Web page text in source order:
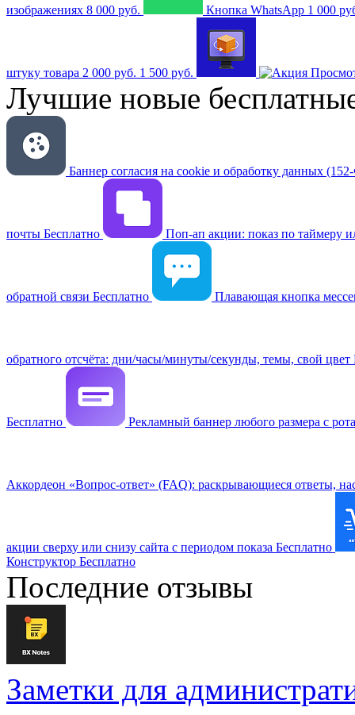
изображениях 8 000 руб. Кнопка WhatsApp 1 000
штуку товара 2 000 руб. 1 500 руб.
Лучшие новые
Баннер согласия на cookie и обработку данных
почты Бесплатно Поп-ап акции: показ по таймеру
обратной связи Бесплатно Плавающая кнопка
обратного отсчёта: дни/часы/минуты/секунды, темы, свой цвет
Бесплатно Рекламный баннер любого размера с
Аккордеон «Вопрос-ответ» (FAQ): раскрывающиеся ответы,
акции сверху или снизу сайта с периодом показа Бесплатно
Конструктор Бесплатно
Последние отзывы
Заметки для